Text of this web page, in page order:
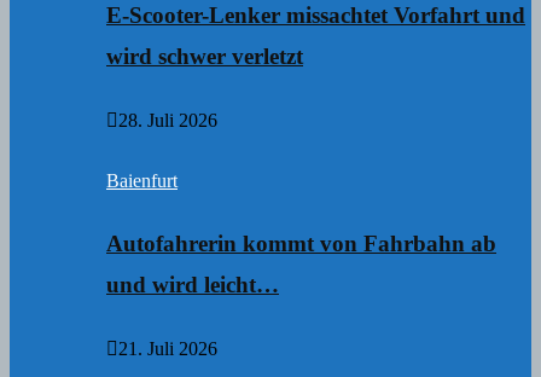
E-Scooter-Lenker missachtet Vorfahrt und
wird schwer verletzt
28. Juli 2026
Baienfurt
Autofahrerin kommt von Fahrbahn ab
und wird leicht…
21. Juli 2026